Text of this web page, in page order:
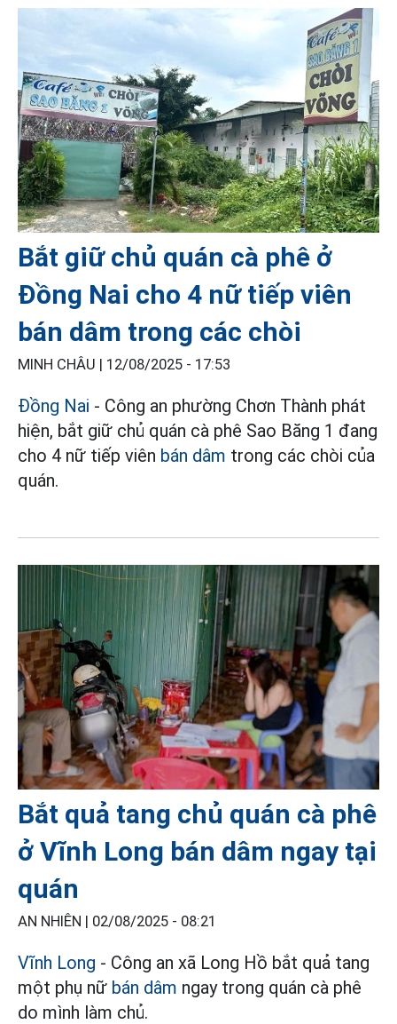
Bắt giữ chủ quán cà phê ở
Đồng Nai cho 4 nữ tiếp viên
bán dâm trong các chòi
MINH CHÂU | 12/08/2025 - 17:53
Đồng Nai - Công an phường Chơn Thành phát
hiện, bắt giữ chủ quán cà phê Sao Băng 1 đang
cho 4 nữ tiếp viên bán dâm trong các chòi của
quán.
Bắt quả tang chủ quán cà phê
ở Vĩnh Long bán dâm ngay tại
quán
AN NHIÊN | 02/08/2025 - 08:21
Vĩnh Long - Công an xã Long Hồ bắt quả tang
một phụ nữ bán dâm ngay trong quán cà phê
do mình làm chủ.